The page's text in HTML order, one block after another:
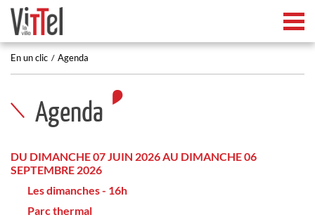
En un clic Agenda
Agenda
DU DIMANCHE 07 JUIN 2026 AU DIMANCHE 06
SEPTEMBRE 2026
Les dimanches - 16h
Parc thermal